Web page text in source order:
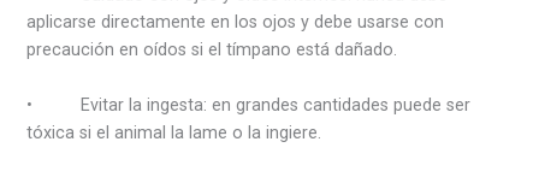
aplicarse directamente en los ojos y debe usarse con
precaución en oídos si el tímpano está dañado.
• Evitar la ingesta: en grandes cantidades puede ser
tóxica si el animal la lame o la ingiere.